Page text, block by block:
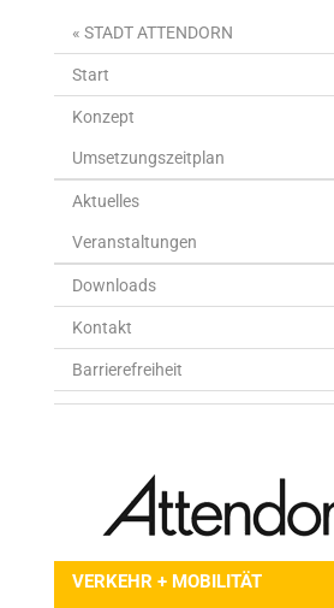
« STADT ATTENDORN
Start
Konzept
Umsetzungszeitplan
Aktuelles
Veranstaltungen
Downloads
Kontakt
Barrierefreiheit
VERKEHR + MOBILITÄT